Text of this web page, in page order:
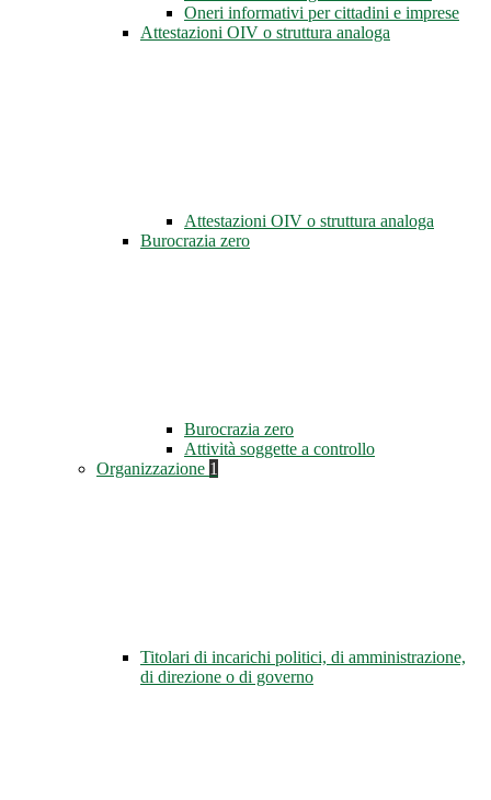
Oneri informativi per cittadini e imprese
Attestazioni OIV o struttura analoga
Attestazioni OIV o struttura analoga
Burocrazia zero
Burocrazia zero
Attività soggette a controllo
Organizzazione 1
Titolari di incarichi politici, di amministrazione,
di direzione o di governo